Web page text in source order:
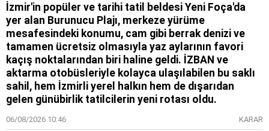
İzmir'in popüler ve tarihi tatil beldesi Yeni Foça'da
yer alan Burunucu Plajı, merkeze yürüme
mesafesindeki konumu, cam gibi berrak denizi ve
tamamen ücretsiz olmasıyla yaz aylarının favori
kaçış noktalarından biri haline geldi. İZBAN ve
aktarma otobüsleriyle kolayca ulaşılabilen bu saklı
sahil, hem İzmirli yerel halkın hem de dışarıdan
gelen günübirlik tatilcilerin yeni rotası oldu.
06/08/2026 10:46 KARAR